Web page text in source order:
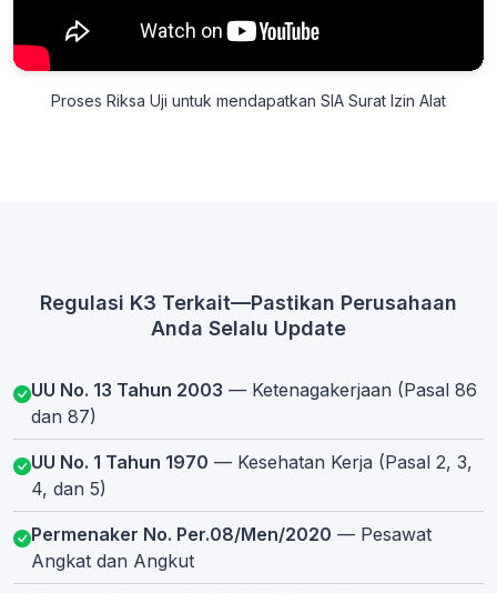
Proses Riksa Uji untuk mendapatkan SIA Surat Izin Alat
Regulasi K3 Terkait—Pastikan Perusahaan
Anda Selalu Update
UU No. 13 Tahun 2003 — Ketenagakerjaan (Pasal 86
dan 87)
UU No. 1 Tahun 1970 — Kesehatan Kerja (Pasal 2, 3,
4, dan 5)
Permenaker No. Per.08/Men/2020 — Pesawat
Angkat dan Angkut